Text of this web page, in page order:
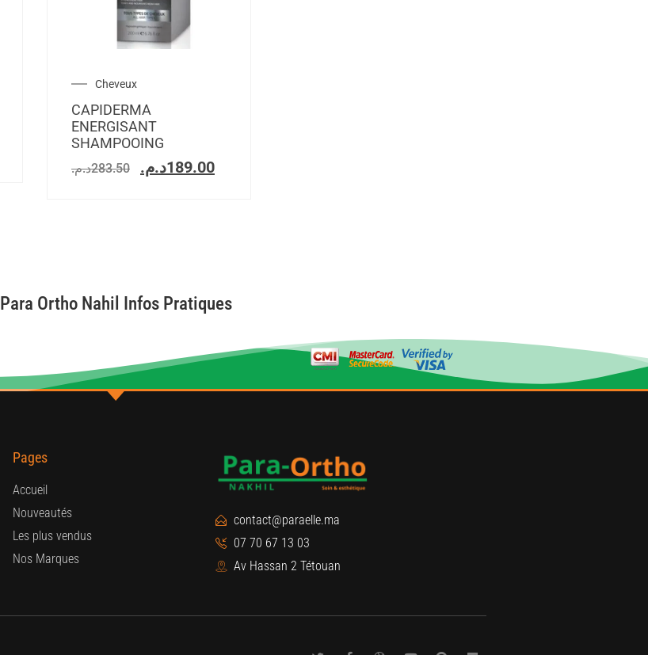
Cheveux
CAPIDERMA
ENERGISANT
SHAMPOOING
283.50د.م. 189.00د.م.
Para Ortho Nahil Infos Pratiques
Pages
Accueil
Nouveautés
Les plus vendus
Nos Marques
contact@paraelle.ma
07 70 67 13 03
Av Hassan 2 Tétouan